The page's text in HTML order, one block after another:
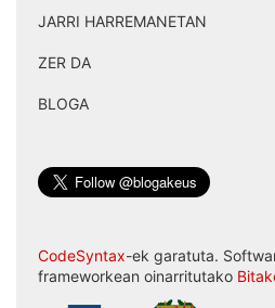
JARRI HARREMANETAN
ZER DA
BLOGA
CodeSyntax-ek garatuta.
frameworkean oinarritutako